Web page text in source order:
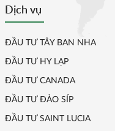
Dịch vụ
ĐẦU TƯ TÂY BAN NHA
ĐẦU TƯ HY LẠP
ĐẦU TƯ CANADA
ĐẦU TƯ ĐẢO SÍP
ĐẦU TƯ SAINT LUCIA